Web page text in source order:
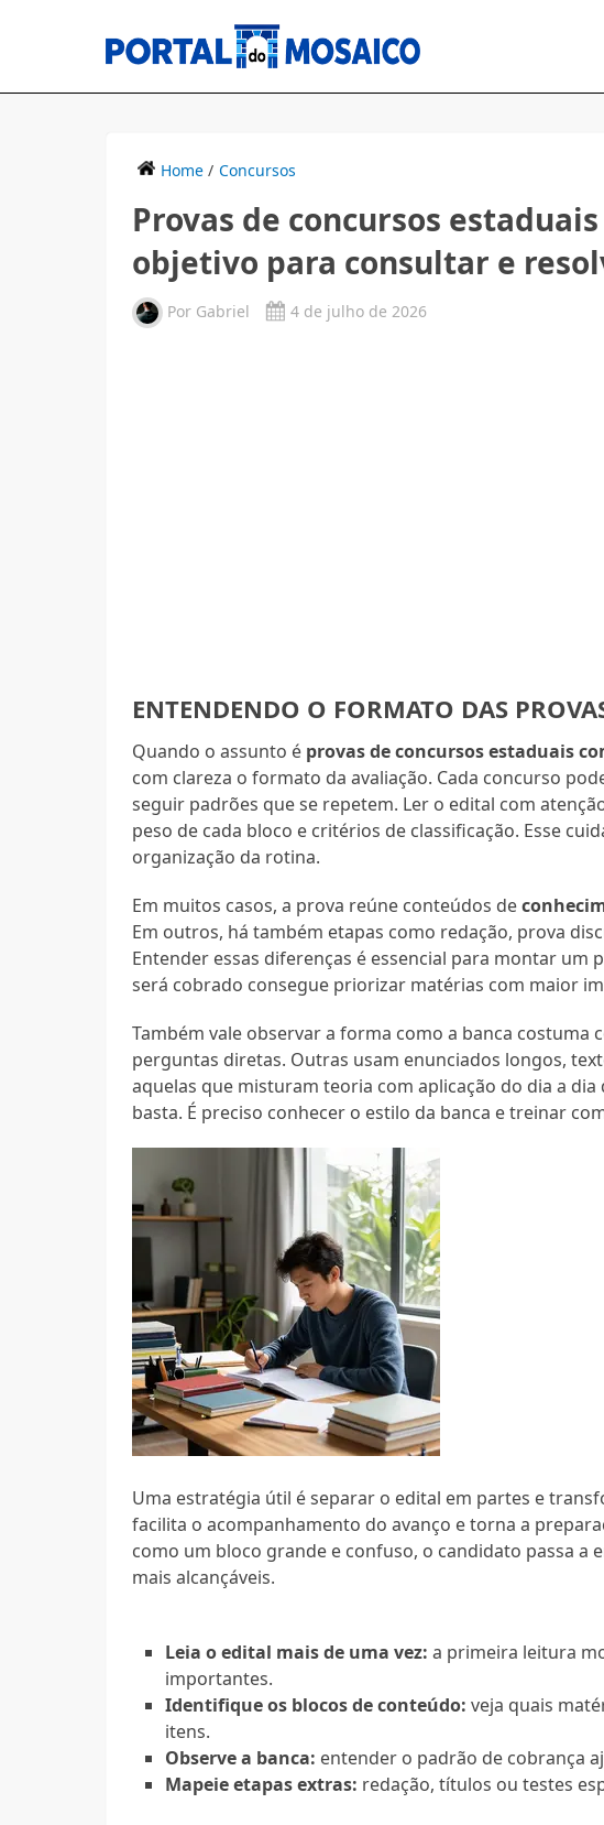
Home / Concursos
Provas de concursos
objetivo para consultar e
Por Gabriel 4 de julho de 2026
ENTENDENDO O FORMATO DAS
Quando o assunto é provas de concursos estaduais
com clareza o formato da avaliação. Cada concurso
seguir padrões que se repetem. Ler o edital com
peso de cada bloco e critérios de classificação. Esse
organização da rotina.
Em muitos casos, a prova reúne conteúdos de
Em outros, há também etapas como redação, prova
Entender essas diferenças é essencial para montar um
será cobrado consegue priorizar matérias com maior
Também vale observar a forma como a banca
perguntas diretas. Outras usam enunciados longos,
aquelas que misturam teoria com aplicação do dia a
basta. É preciso conhecer o estilo da banca e treinar
Uma estratégia útil é separar o edital em partes e
facilita o acompanhamento do avanço e torna a
como um bloco grande e confuso, o candidato passa a
mais alcançáveis.
Leia o edital mais de uma vez: a primeira leitura
importantes.
Identifique os blocos de conteúdo: veja quais
itens.
Observe a banca: entender o padrão de cobrança
Mapeie etapas extras: redação, títulos ou testes